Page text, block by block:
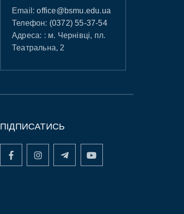
Email:office@bsmu.edu.ua
Телефон: (0372) 55-37-54
Адреса: : м. Чернівці, пл.
Театральна, 2
ПІДПИСАТИСЬ